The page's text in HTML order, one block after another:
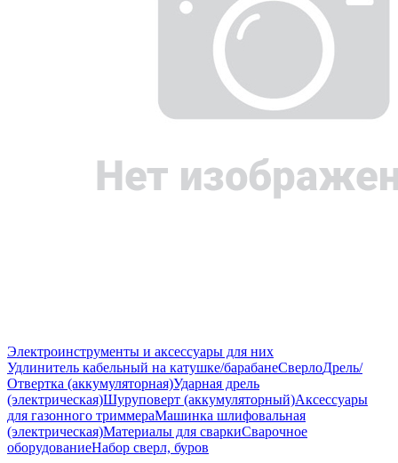
Электроинструменты и аксессуары для них
Удлинитель кабельный на катушке/барабанеСверлоДрель/
Отвертка (аккумуляторная)Ударная дрель
(электрическая)Шуруповерт (аккумуляторный)Аксессуары
для газонного триммераМашинка шлифовальная
(электрическая)Материалы для сваркиСварочное
оборудованиеНабор сверл, буров